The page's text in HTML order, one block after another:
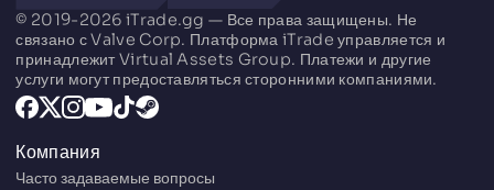
© 2019-2026 iTrade.gg — Все права защищены. Не
связано с Valve Corp. Платформа iTrade управляется и
принадлежит Virtual Assets Group. Платежи и другие
услуги могут предоставляться сторонними компаниями.
Компания
Часто задаваемые вопросы